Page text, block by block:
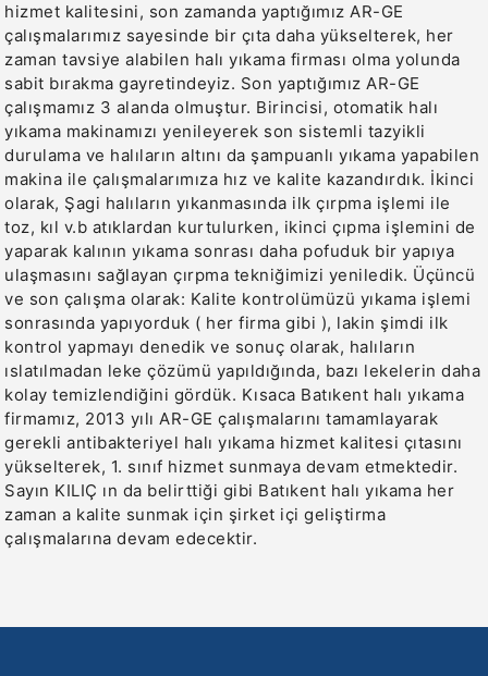
hizmet kalitesini, son zamanda yaptığımız AR-GE
çalışmalarımız sayesinde bir çıta daha yükselterek, her
zaman tavsiye alabilen halı yıkama firması olma yolunda
sabit bırakma gayretindeyiz. Son yaptığımız AR-GE
çalışmamız 3 alanda olmuştur. Birincisi, otomatik halı
yıkama makinamızı yenileyerek son sistemli tazyikli
durulama ve halıların altını da şampuanlı yıkama yapabilen
makina ile çalışmalarımıza hız ve kalite kazandırdık. İkinci
olarak, Şagi halıların yıkanmasında ilk çırpma işlemi ile
toz, kıl v.b atıklardan kurtulurken, ikinci çıpma işlemini de
yaparak kalının yıkama sonrası daha pofuduk bir yapıya
ulaşmasını sağlayan çırpma tekniğimizi yeniledik. Üçüncü
ve son çalışma olarak: Kalite kontrolümüzü yıkama işlemi
sonrasında yapıyorduk ( her firma gibi ), lakin şimdi ilk
kontrol yapmayı denedik ve sonuç olarak, halıların
ıslatılmadan leke çözümü yapıldığında, bazı lekelerin daha
kolay temizlendiğini gördük. Kısaca Batıkent halı yıkama
firmamız, 2013 yılı AR-GE çalışmalarını tamamlayarak
gerekli antibakteriyel halı yıkama hizmet kalitesi çıtasını
yükselterek, 1. sınıf hizmet sunmaya devam etmektedir.
Sayın KILIÇ ın da belirttiği gibi Batıkent halı yıkama her
zaman a kalite sunmak için şirket içi geliştirma
çalışmalarına devam edecektir.